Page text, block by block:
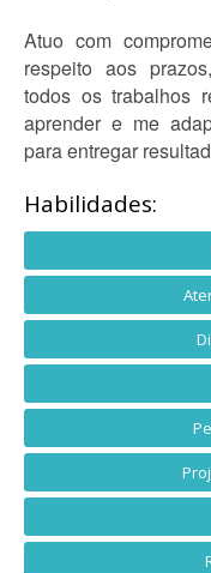
Atuo com
respeito aos
todos os trabalhos
aprender e me
para entregar
Habilidades: